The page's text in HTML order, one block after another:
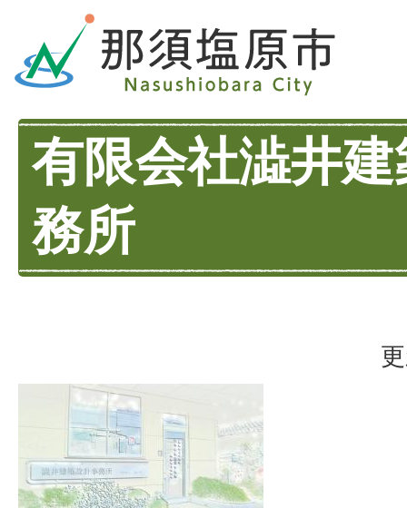
有限会社澁井
務所